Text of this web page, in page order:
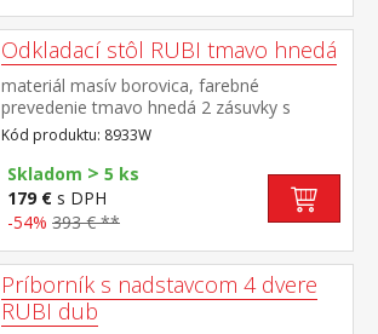
Odkladací stôl RUBI tmavo hnedá
materiál masív borovica, farebné
prevedenie tmavo hnedá 2 zásuvky s
kovovými pojazdmi
Kód produktu: 8933W
Skladom > 5 ks
179 € s DPH
-54% 393 € **
Príborník s nadstavcom 4 dvere
RUBI dub